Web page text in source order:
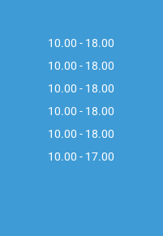
10.00 - 18.00
10.00 - 18.00
10.00 - 18.00
10.00 - 18.00
10.00 - 18.00
10.00 - 17.00